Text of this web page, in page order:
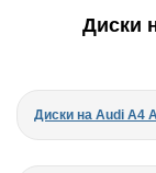
Диски
Диски на Audi A4